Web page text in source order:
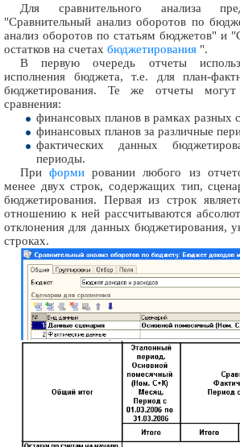
Для сравнительного анализа
"Сравнительный анализ оборотов по
анализ оборотов по статьям бюджетов" и
остатков на счетах бюджетирования ".
В первую очередь отчеты
исполнения бюджета, т.е. для план-
бюджетирования. Те же отчеты могут
сравнения:
финансовых планов в рамках разных
финансовых планов за различные
фактических данных
периоды.
Приформи ровании любого из
менее двух строк, содержащих тип,
бюджетирования. Первая из строк
отношению к ней рассчитываются
отклонения для данных бюджетирования,
строках.